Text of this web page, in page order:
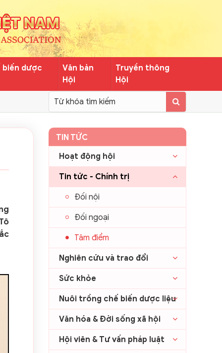
biến dược
Văn bản
Hội
Truyền thông
Hội
TIN TỨC
Hoạt động hội
Tin tức - Chính trị
Đối nội
Đối ngoại
Tâm điểm
Nghiên cứu và trao đổi
Sức khỏe
Nuôi trồng chế biến dược liệu
Văn hóa & Đời sống xã hội
Hội viên & Tư vấn pháp luật